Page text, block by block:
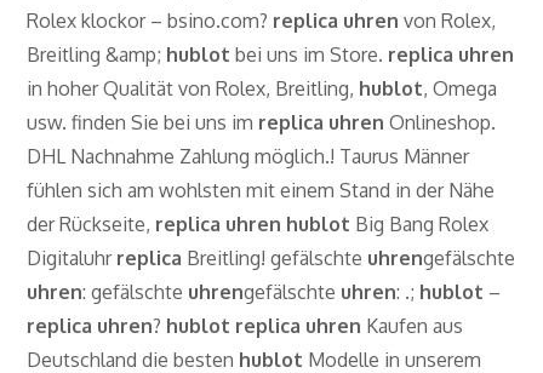
Rolex klockor – bsino.com? replica uhren von Rolex,
Breitling &amp; hublot bei uns im Store. replica uhren
in hoher Qualität von Rolex, Breitling, hublot, Omega
usw. finden Sie bei uns im replica uhren Onlineshop.
DHL Nachnahme Zahlung möglich.! Taurus Männer
fühlen sich am wohlsten mit einem Stand in der Nähe
der Rückseite, replica uhren hublot Big Bang Rolex
Digitaluhr replica Breitling! gefälschte uhrengefälschte
uhren: gefälschte uhrengefälschte uhren: .; hublot –
replica uhren? hublot replica uhren Kaufen aus
Deutschland die besten hublot Modelle in unserem